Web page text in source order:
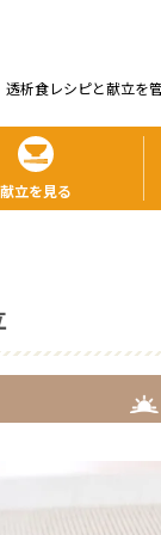
透析食レシピと献⽴を
献立を見る